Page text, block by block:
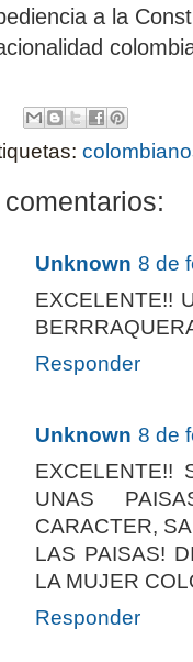
a la
comentarios:
Unknown 8 de
EXCELENTE!!
Responder
Unknown 8 de
EXCELENTE!!
UNAS
CARACTER,
LAS PAISAS!
LA MUJER
Responder